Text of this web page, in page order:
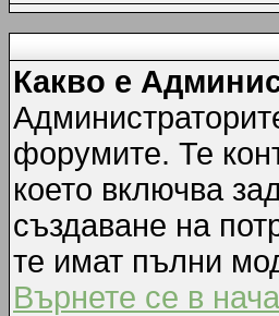
Какво е
форумите. Те
което включва
създаване на
те имат пълни
Върнете се в